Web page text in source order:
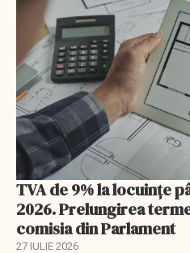
TVA de 9% la locuințe
2026. Prelungirea
comisia din Parlament
27 IULIE 2026